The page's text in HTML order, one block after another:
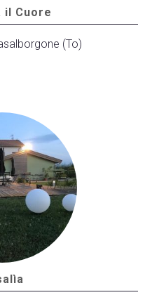
il Cuore
(To)